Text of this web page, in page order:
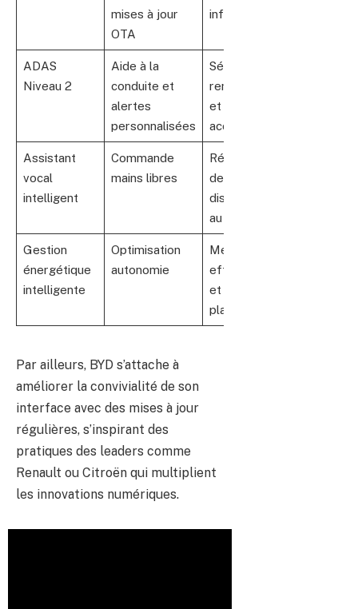
mises à jour
OTA
infos à jour
ADAS
Niveau 2
Aide à la
conduite et
alertes
personnalisées
Sécurité
renforcée
et confort
accru
Assistant
vocal
intelligent
Commande
mains libres
Réduction
des
distractions
au volant
Gestion
énergétique
intelligente
Optimisation
autonomie
Meilleure
efficacité
et
planification
Par ailleurs, BYD s’attache à
améliorer la convivialité de son
interface avec des mises à jour
régulières, s’inspirant des
pratiques des leaders comme
Renault ou Citroën qui multiplient
les innovations numériques.